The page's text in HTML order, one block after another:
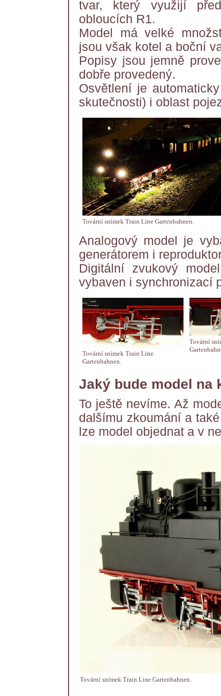
tvar, který využijí
obloucích R1.
Model má velké
jsou však kotel a boční
Popisy jsou jemně
dobře provedený.
Osvětlení je
skutečnosti) i oblast
Tovární snímek Train Line Gartenbahnen.
Analogový model je
generátorem i
Digitální zvukový
vybaven i synchronizací
Tovární snímek Train Line
Gartenbahnen.
Tovární
Jaký bude model na
To ještě nevíme. Až
dalšímu zkoumání a
lze model objednat a v
Tovární snímek Train Line Gartenbahnen.